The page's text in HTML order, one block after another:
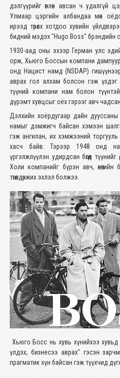
дэлгүүрийг өвлөн авсан ч удалгүй
Улмаар цэргийн албандаа мөн
ирээд төрөлх хотдоо хувийн
бидний мэдэх "Hugo Boss" брэндийн
1930-аад оны эхээр Герман улс
орж, Хьюго Боссын компани
онд Нацист намд (NSDAP)
аврах гол алхам болсон гэж үздэг.
түүний компани нам болон
дүрэмт хувцсыг оёх гэрээг авч чадсан
​Дэлхийн хоёрдугаар дайн
намыг дэмжигч байсан хэмээн
гэж ангилан, их хэмжээний торгууль
хасч байв. Тэрээр 1948 онд
үргэлжлүүлэн удирдсан бөгөөд
Холи компанийг бүрэн авч,
төгөлдөржих эхлэл болжээ. ​
​Хьюго Босс нь хувь хүнийхээ
үлдэх, бизнесээ аврах" гэсэн
прагматик хүн байсан гэж түүхчид